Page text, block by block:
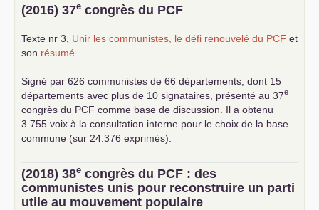
(2016) 37e congrès du PCF
Texte nr 3, Unir les communistes, le défi renouvelé du PCF et
son résumé
Signé par 626 communistes de 66 départements, dont 15
départements avec plus de 10 signataires, présenté au 37e
congrès du PCF comme base de discussion. Il a obtenu
3.755 voix à la consultation interne pour le choix de la base
commune (sur 24.376 exprimés).
(2018) 38e congrès du PCF : des
communistes unis pour reconstruire un parti
utile au mouvement populaire